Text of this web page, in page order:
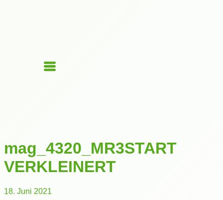
mag_4320_MR3START
VERKLEINERT
18. Juni 2021